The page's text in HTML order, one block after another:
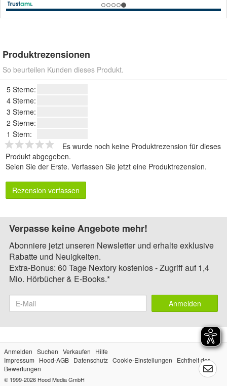
Produktrezensionen
So beurteilen Kunden dieses Produkt.
5 Sterne:
4 Sterne:
3 Sterne:
2 Sterne:
1 Stern:
Es wurde noch keine Produktrezension für dieses
Produkt abgegeben.
Seien Sie der Erste. Verfassen Sie jetzt eine Produktrezension.
Rezension verfassen
Verpasse keine Angebote mehr!
Abonniere jetzt unseren Newsletter und erhalte exklusive
Rabatte und Neuigkeiten.
Extra-Bonus: 60 Tage Nextory kostenlos - Zugriff auf 1,4
Mio. Hörbücher & E-Books.*
Anmelden
Anmelden Suchen Verkaufen
Hilfe
Impressum
Hood-AGB Datenschutz Cookie-Einstellungen
Echtheit der
Bewertungen
© 1999-2026 Hood Media GmbH